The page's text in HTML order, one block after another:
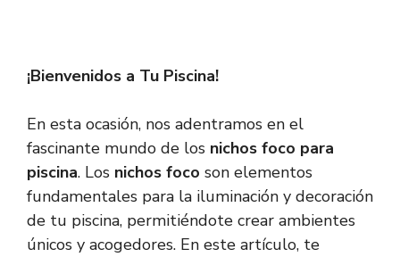
¡Bienvenidos a Tu Piscina!
En esta ocasión, nos adentramos en el
fascinante mundo de los nichos foco para
piscina. Los nichos foco son elementos
fundamentales para la iluminación y decoración
de tu piscina, permitiéndote crear ambientes
únicos y acogedores. En este artículo, te